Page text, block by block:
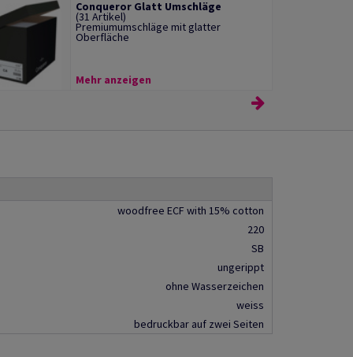
Conqueror Glatt Umschläge
(31 Artikel)
Premiumumschläge mit glatter
Oberfläche
Mehr anzeigen
woodfree ECF with 15% cotton
220
SB
ungerippt
ohne Wasserzeichen
weiss
bedruckbar auf zwei Seiten